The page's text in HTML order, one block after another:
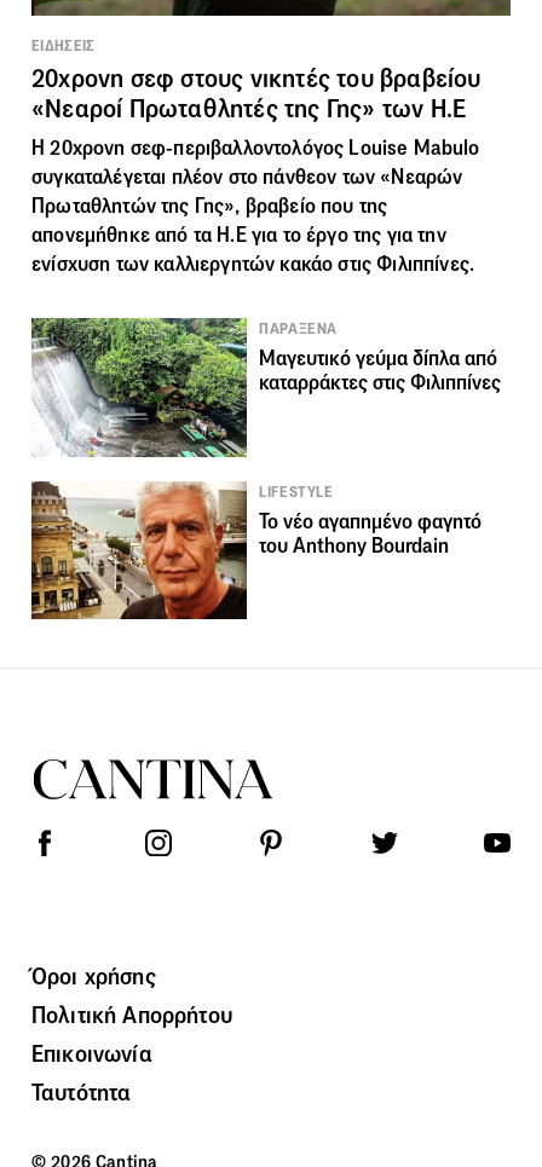
ΕΙΔΗΣΕΙΣ
20χρονη σεφ στους νικητές του βραβείου
«Νεαροί Πρωταθλητές της Γης» των Η.Ε
Η 20χρονη σεφ-περιβαλλοντολόγος Louise Mabulo
συγκαταλέγεται πλέον στο πάνθεον των «Νεαρών
Πρωταθλητών της Γης», βραβείο που της
απονεμήθηκε από τα Η.Ε για το έργο της για την
ενίσχυση των καλλιεργητών κακάο στις Φιλιππίνες.
ΠΑΡΑΞΕΝΑ
Μαγευτικό γεύμα δίπλα από
καταρράκτες στις Φιλιππίνες
LIFESTYLE
To νέο αγαπημένο φαγητό
του Anthony Bourdain
Όροι χρήσης
Πολιτική Απορρήτου
Επικοινωνία
Ταυτότητα
© 2026 Cantina